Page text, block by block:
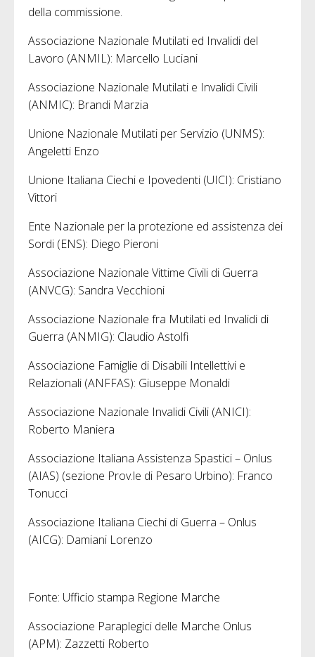
della commissione.
Associazione Nazionale Mutilati ed Invalidi del
Lavoro (ANMIL): Marcello Luciani
Associazione Nazionale Mutilati e Invalidi Civili
(ANMIC): Brandi Marzia
Unione Nazionale Mutilati per Servizio (UNMS):
Angeletti Enzo
Unione Italiana Ciechi e Ipovedenti (UICI): Cristiano
Vittori
Ente Nazionale per la protezione ed assistenza dei
Sordi (ENS): Diego Pieroni
Associazione Nazionale Vittime Civili di Guerra
(ANVCG): Sandra Vecchioni
Associazione Nazionale fra Mutilati ed Invalidi di
Guerra (ANMIG): Claudio Astolfi
Associazione Famiglie di Disabili Intellettivi e
Relazionali (ANFFAS): Giuseppe Monaldi
Associazione Nazionale Invalidi Civili (ANICI):
Roberto Maniera
Associazione Italiana Assistenza Spastici – Onlus
(AIAS) (sezione Prov.le di Pesaro Urbino): Franco
Tonucci
Associazione Italiana Ciechi di Guerra – Onlus
(AICG): Damiani Lorenzo
Fonte: Ufficio stampa Regione Marche
Associazione Paraplegici delle Marche Onlus
(APM): Zazzetti Roberto